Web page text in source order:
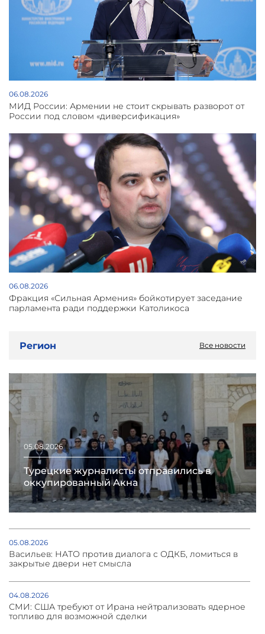
06.08.2026
МИД России: Армении не стоит скрывать разворот от
России под словом «диверсификация»
06.08.2026
Фракция «Сильная Армения» бойкотирует заседание
парламента ради поддержки Католикоса
Регион Все новости
05.08.2026
Турецкие журналисты отправились в
оккупированный Акна
05.08.2026
Васильев: НАТО против диалога с ОДКБ, ломиться в
закрытые двери нет смысла
04.08.2026
СМИ: США требуют от Ирана нейтрализовать ядерное
топливо для возможной сделки